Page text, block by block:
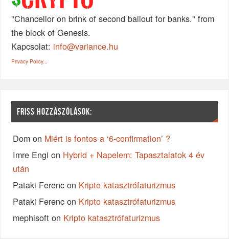
"Chancellor on brink of second bailout for banks." from
the block of Genesis.
Kapcsolat: info@variance.hu
Privacy Policy...
FRISS HOZZÁSZÓLÁSOK:
Dom on Miért is fontos a ‘6-confirmation’ ?
Imre Engi on Hybrid + Napelem: Tapasztalatok 4 év
után
Pataki Ferenc on Kripto katasztrófaturizmus
Pataki Ferenc on Kripto katasztrófaturizmus
mephisoft on Kripto katasztrófaturizmus